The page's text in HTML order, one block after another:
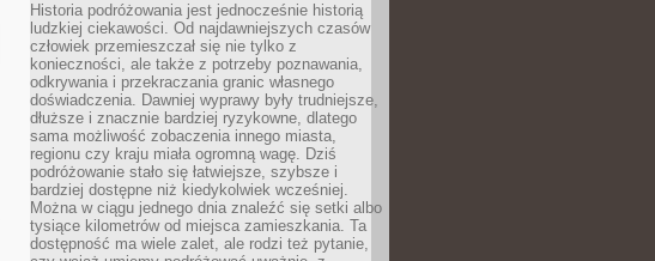
Historia podróżowania jest jednocześnie historią
ludzkiej ciekawości. Od najdawniejszych czasów
człowiek przemieszczał się nie tylko z
konieczności, ale także z potrzeby poznawania,
odkrywania i przekraczania granic własnego
doświadczenia. Dawniej wyprawy były trudniejsze,
dłuższe i znacznie bardziej ryzykowne, dlatego
sama możliwość zobaczenia innego miasta,
regionu czy kraju miała ogromną wagę. Dziś
podróżowanie stało się łatwiejsze, szybsze i
bardziej dostępne niż kiedykolwiek wcześniej.
Można w ciągu jednego dnia znaleźć się setki albo
tysiące kilometrów od miejsca zamieszkania. Ta
dostępność ma wiele zalet, ale rodzi też pytanie,